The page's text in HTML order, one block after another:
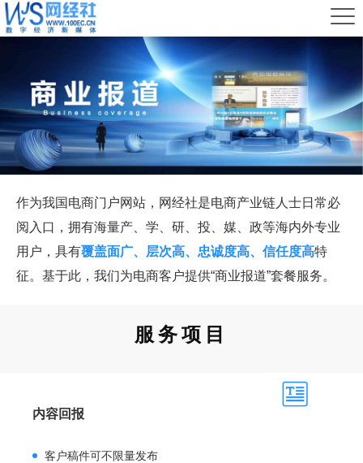
作为我国电商门户网站，网经社是电商产业链人士日常必
阅入口，拥有海量产、学、研、投、媒、政等海内外专业
用户，具有覆盖面广、层次高、忠诚度高、信任度高特
征。基于此，我们为电商客户提供“商业报道”套餐服务。
服务项目
内容回报
客户稿件可不限量发布